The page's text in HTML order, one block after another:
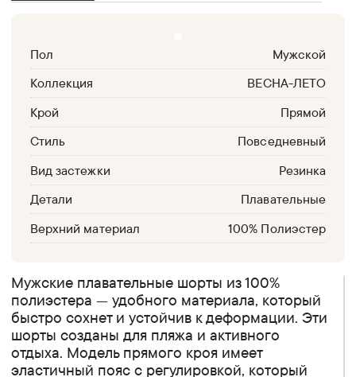
Мужские плавательные шорты из 100%
полиэстера — удобного материала, который
быстро сохнет и устойчив к деформации. Эти
шорты созданы для пляжа и активного
отдыха. Модель прямого кроя имеет
эластичный пояс с регулировкой, который
Пол
Мужской
Коллекция
ВЕСНА-ЛЕТО
Крой
Прямой
Стиль
Повседневный
Вид застежки
Резинка
Детали
Плавательные
Верхний материал
100% Полиэстер